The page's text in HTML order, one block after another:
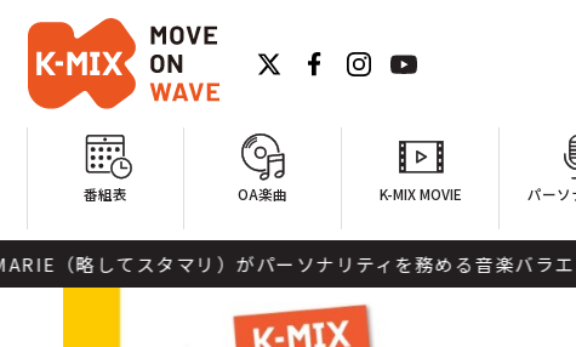
番組表 OA楽曲 K-MIX MOVIE パーソ
スタマリ）がパーソナリティを務める音楽バラエティ番組